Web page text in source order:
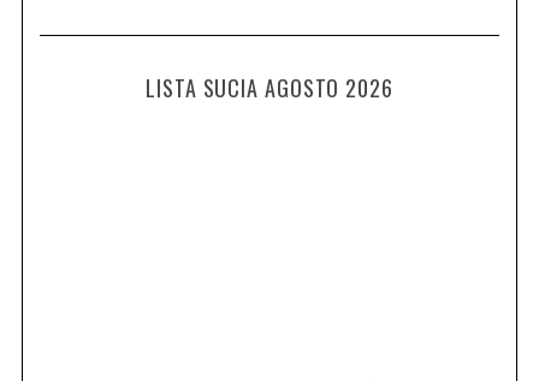
LISTA SUCIA AGOSTO 2026